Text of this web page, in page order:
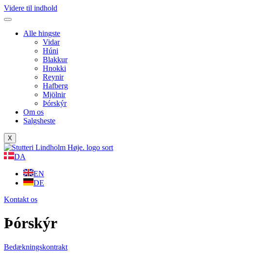
Videre til indhold
Alle hingste
Vidar
Húni
Blakkur
Hnokki
Reynir
Hafberg
Mjölnir
Þórskýr
Om os
Salgsheste
X
DA
EN
DE
Kontakt os
Þórskýr
Bedækningskontrakt